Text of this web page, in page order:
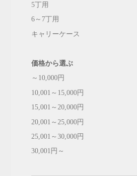
5丁用
6～7丁用
キャリーケース
価格から選ぶ
～10,000円
10,001～15,000円
15,001～20,000円
20,001～25,000円
25,001～30,000円
30,001円～